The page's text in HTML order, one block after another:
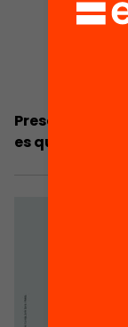
Presentació:
es queden a la